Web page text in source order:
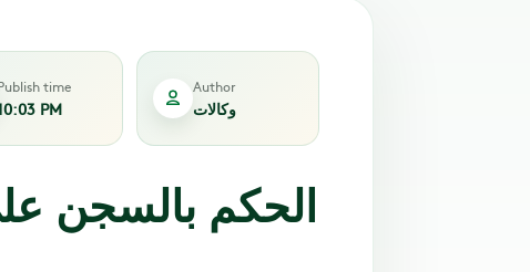
time
PM
Author
وكالات
الحكم بالسجن